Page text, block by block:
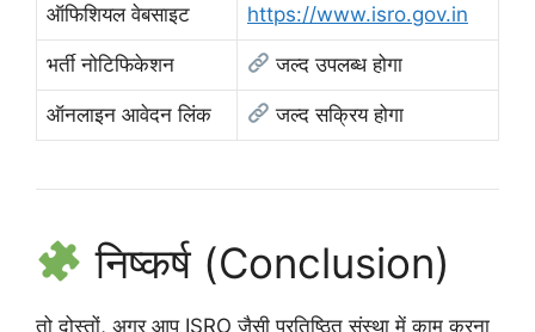
ऑफिशियल वेबसाइट https://www.isro.gov.in
भर्ती नोटिफिकेशन जल्द उपलब्ध होगा
ऑनलाइन आवेदन लिंक जल्द सक्रिय होगा
निष्कर्ष (Conclusion)
तो दोस्तों, अगर आप ISRO जैसी प्रतिष्ठित संस्था में काम करना